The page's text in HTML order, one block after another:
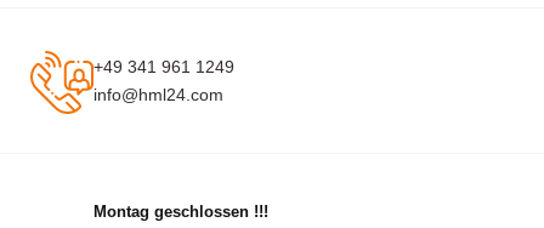
+49 341 961 1249
info@hml24.com
Montag geschlossen !!!